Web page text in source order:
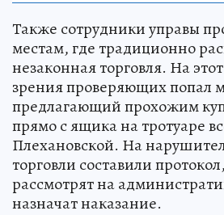
Также сотрудники управы
местам, где традиционно
незаконная торговля. На
зрения проверяющих попал
предлагающий прохожим
прямо с ящика на тротуаре
Плехановской. На
торговли составили
рассмотрят на
назначат наказание.